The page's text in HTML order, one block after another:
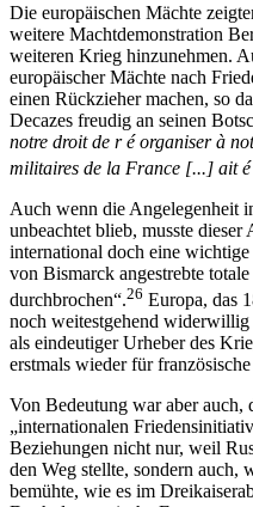
Die europäischen Mächte
weitere Machtdemonstration
weiteren Krieg hinzunehmen.
europäischer Mächte nach
einen Rückzieher machen, so
Decazes freudig an seinen
notre droit de r é organiser à
militaires de la France [...] ait é
Auch wenn die Angelegenheit
unbeachtet blieb, musste
international doch eine
von Bismarck angestrebte
durchbrochen“.26 Europa, das
noch weitestgehend
als eindeutiger Urheber des
erstmals wieder für
Von Bedeutung war aber auch,
„internationalen
Beziehungen nicht nur, weil
den Weg stellte, sondern auch,
bemühte, wie es im